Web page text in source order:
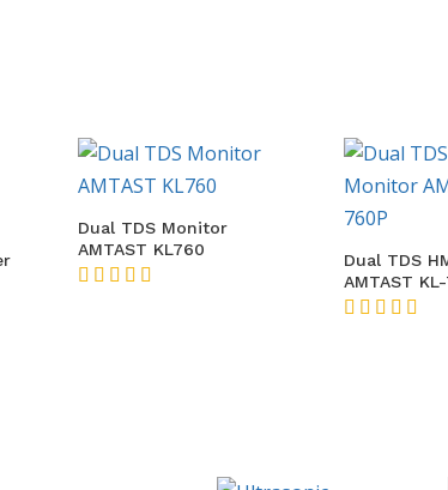
Dual TDS HM Monitor
AMTAST KL-760P
Dual TDS
★★★★★